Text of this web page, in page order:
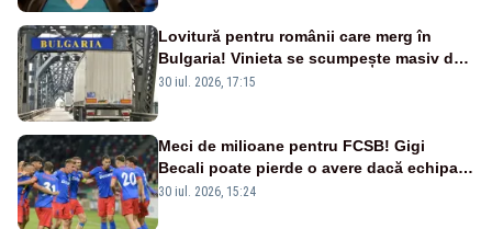
Lovitură pentru românii care merg în
Bulgaria! Vinieta se scumpește masiv de
la 1 august
30 iul. 2026, 17:15
Meci de milioane pentru FCSB! Gigi
Becali poate pierde o avere dacă echipa
este eliminată de FK Auda
30 iul. 2026, 15:24